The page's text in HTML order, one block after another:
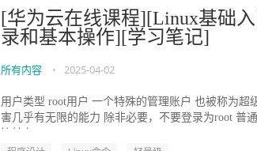
[华为云在线课程][Linux基础
录和基本操作][学习笔记]
所有内容 • 2025-04-02
用户类型 root用户 一个特殊的管理账户 也被称为超
害几乎有无限的能力 除非必要，不要登录为root 普